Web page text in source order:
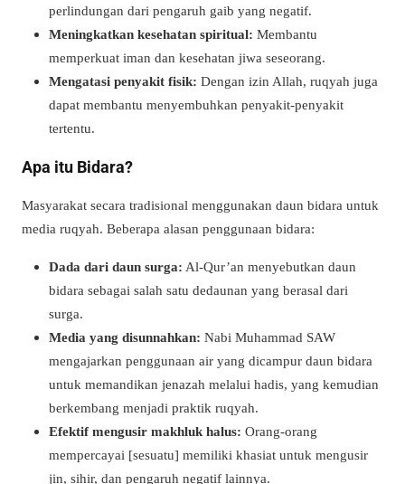
perlindungan dari pengaruh gaib yang negatif.
Meningkatkan kesehatan spiritual: Membantu
memperkuat iman dan kesehatan jiwa seseorang.
Mengatasi penyakit fisik: Dengan izin Allah, ruqyah juga
dapat membantu menyembuhkan penyakit-penyakit
tertentu.
Apa itu Bidara?
Masyarakat secara tradisional menggunakan daun bidara untuk
media ruqyah. Beberapa alasan penggunaan bidara:
Dada dari daun surga: Al-Qur’an menyebutkan daun
bidara sebagai salah satu dedaunan yang berasal dari
surga.
Media yang disunnahkan: Nabi Muhammad SAW
mengajarkan penggunaan air yang dicampur daun bidara
untuk memandikan jenazah melalui hadis, yang kemudian
berkembang menjadi praktik ruqyah.
Efektif mengusir makhluk halus: Orang-orang
mempercayai [sesuatu] memiliki khasiat untuk mengusir
jin, sihir, dan pengaruh negatif lainnya.